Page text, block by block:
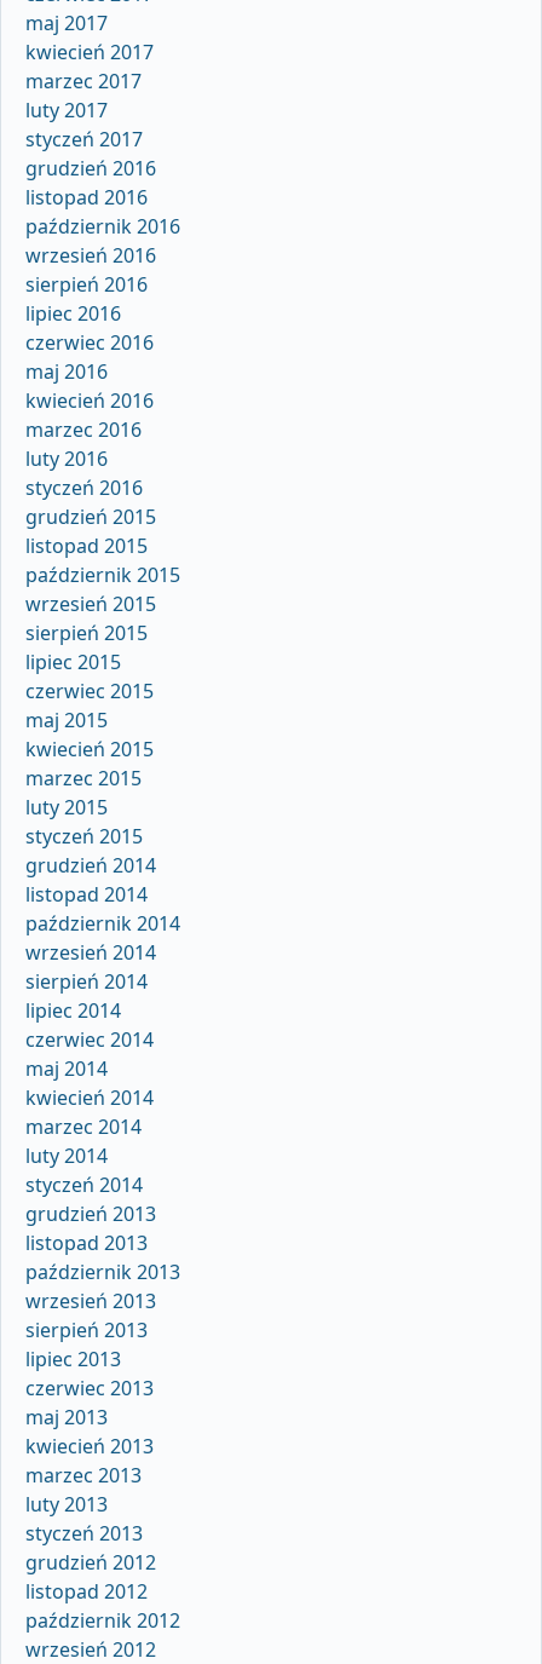
maj 2017
kwiecień 2017
marzec 2017
luty 2017
styczeń 2017
grudzień 2016
listopad 2016
październik 2016
wrzesień 2016
sierpień 2016
lipiec 2016
czerwiec 2016
maj 2016
kwiecień 2016
marzec 2016
luty 2016
styczeń 2016
grudzień 2015
listopad 2015
październik 2015
wrzesień 2015
sierpień 2015
lipiec 2015
czerwiec 2015
maj 2015
kwiecień 2015
marzec 2015
luty 2015
styczeń 2015
grudzień 2014
listopad 2014
październik 2014
wrzesień 2014
sierpień 2014
lipiec 2014
czerwiec 2014
maj 2014
kwiecień 2014
marzec 2014
luty 2014
styczeń 2014
grudzień 2013
listopad 2013
październik 2013
wrzesień 2013
sierpień 2013
lipiec 2013
czerwiec 2013
maj 2013
kwiecień 2013
marzec 2013
luty 2013
styczeń 2013
grudzień 2012
listopad 2012
październik 2012
wrzesień 2012